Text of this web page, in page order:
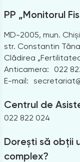
PP „Monitorul
MD-2005, mun.
str. Constantin
Clădirea
Anticamera:
022
E-mail:
Centrul de
022 822 024
Dorești să obții
complex?